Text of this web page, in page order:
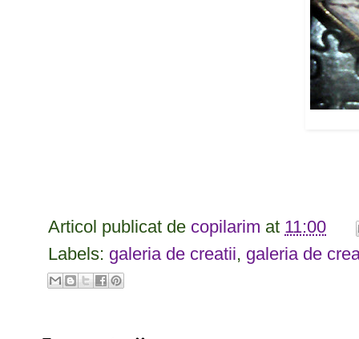
Articol publicat de copilarim at 11:00
Labels: galeria de creatii, galeria de